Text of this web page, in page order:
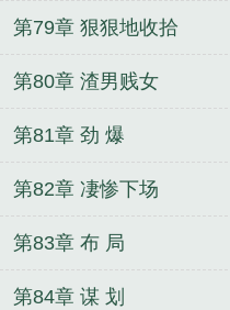
第79章 狠狠地收拾
第80章 渣男贱女
第81章 劲 爆
第82章 凄惨下场
第83章 布 局
第84章 谋 划